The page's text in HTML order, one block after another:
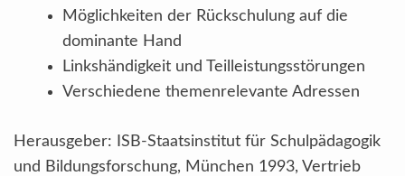
Möglichkeiten der Rückschulung auf die
dominante Hand
Linkshändigkeit und Teilleistungsstörungen
Verschiedene themenrelevante Adressen
Herausgeber: ISB-Staatsinstitut für Schulpädagogik
und Bildungsforschung, München 1993, Vertrieb